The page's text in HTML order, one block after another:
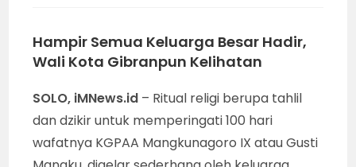
Hampir Semua Keluarga Besar Hadir,
Wali Kota Gibranpun Kelihatan
SOLO, iMNews.id – Ritual religi berupa tahlil
dan dzikir untuk memperingati 100 hari
wafatnya KGPAA Mangkunagoro IX atau Gusti